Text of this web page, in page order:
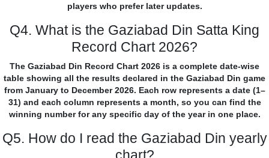
players who prefer later updates.
Q4. What is the Gaziabad Din Satta King
Record Chart 2026?
The Gaziabad Din Record Chart 2026 is a complete date-wise
table showing all the results declared in the Gaziabad Din game
from January to December 2026. Each row represents a date (1–
31) and each column represents a month, so you can find the
winning number for any specific day of the year in one place.
Q5. How do I read the Gaziabad Din yearly